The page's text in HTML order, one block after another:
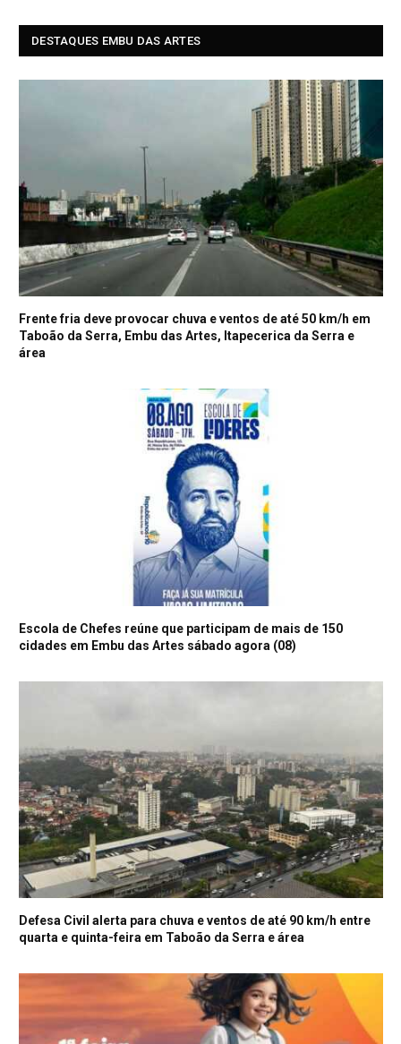
DESTAQUES EMBU DAS ARTES
Frente fria deve provocar chuva e ventos de até 50 km/h em
Taboão da Serra, Embu das Artes, Itapecerica da Serra e
área
Escola de Chefes reúne que participam de mais de 150
cidades em Embu das Artes sábado agora (08)
Defesa Civil alerta para chuva e ventos de até 90 km/h entre
quarta e quinta-feira em Taboão da Serra e área